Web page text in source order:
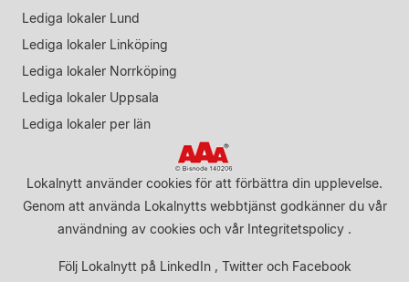
Lediga lokaler Lund
Lediga lokaler Linköping
Lediga lokaler Norrköping
Lediga lokaler Uppsala
Lediga lokaler per län
Lokalnytt använder cookies för att förbättra din upplevelse.
Genom att använda Lokalnytts webbtjänst godkänner du vår
användning av cookies och vår Integritetspolicy .
Följ Lokalnytt på LinkedIn, Twitteroch Facebook